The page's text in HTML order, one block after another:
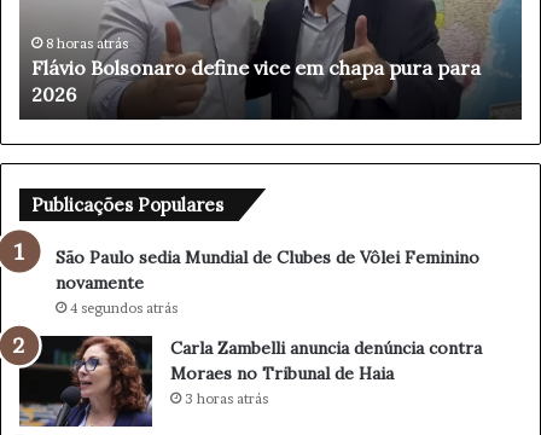
o
e
d
i
a
M
u
d
a
d
e
C
50 minutos atrás
São Paulo sedia Mundial de Clubes de Vôlei
Feminino novamente
Publicações Populares
São Paulo sedia Mundial de Clubes de Vôlei Feminino
novamente
4 segundos atrás
Carla Zambelli anuncia denúncia contra
Moraes no Tribunal de Haia
3 horas atrás